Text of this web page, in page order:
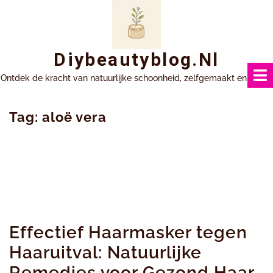
Diybeautyblog.nl
Ontdek de kracht van natuurlijke schoonheid, zelfgemaakt en uniek.
Tag: aloë vera
Effectief Haarmasker tegen
Haaruitval: Natuurlijke